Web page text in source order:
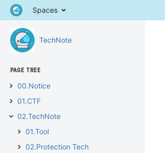
Spaces
TechNote
PAGE TREE
00.Notice
01.CTF
02.TechNote
01.Tool
02.Protection Tech